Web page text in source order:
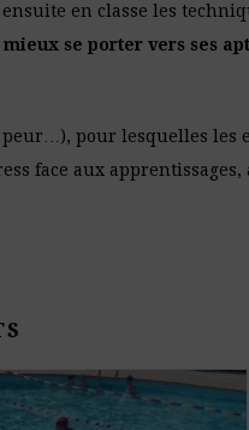
en classe les
se porter vers ses
pour lesquelles les
face aux